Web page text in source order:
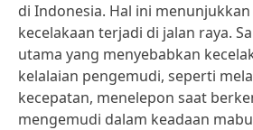
di Indonesia. Hal ini
kecelakaan terjadi di jalan raya.
utama yang menyebabkan
kelalaian pengemudi, seperti
kecepatan, menelepon saat
mengemudi dalam keadaan